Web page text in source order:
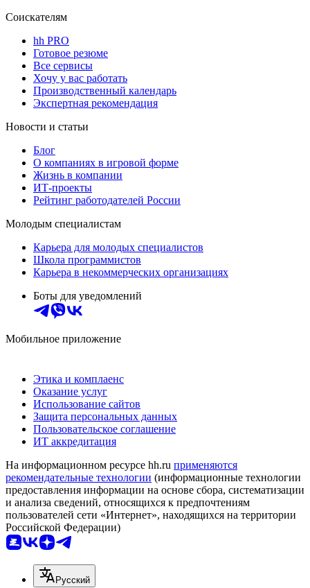
Соискателям
hh PRO
Готовое резюме
Все сервисы
Хочу у вас работать
Производственный календарь
Экспертная рекомендация
Новости и статьи
Блог
О компаниях в игровой форме
Жизнь в компании
ИТ-проекты
Рейтинг работодателей России
Молодым специалистам
Карьера для молодых специалистов
Школа программистов
Карьера в некоммерческих организациях
Боты для уведомлений
Мобильное приложение
Этика и комплаенс
Оказание услуг
Использование сайтов
Защита персональных данных
Пользовательское соглашение
ИТ аккредитация
На информационном ресурсе hh.ru применяются
рекомендательные технологии (информационные технологии
предоставления информации на основе сбора, систематизации
и анализа сведений, относящихся к предпочтениям
пользователей сети «Интернет», находящихся на территории
Российской Федерации)
Русский